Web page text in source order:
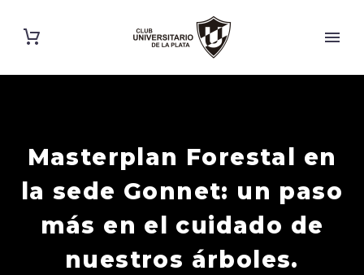
Masterplan Forestal en
la sede Gonnet: un paso
más en el cuidado de
nuestros árboles.